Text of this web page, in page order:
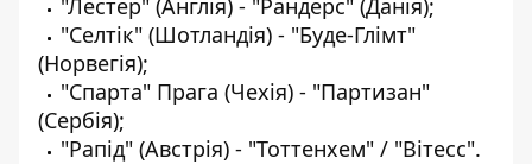
"Лестер" (Англія) - "Рандерс" (Данія);
"Селтік" (Шотландія) - "Буде-Глімт"
(Норвегія);
"Спарта" Прага (Чехія) - "Партизан"
(Сербія);
"Рапід" (Австрія) - "Тоттенхем" / "Вітесс".